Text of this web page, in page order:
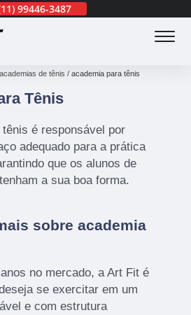
99446-3487 (11)
academias de tênis academia para tênis
Tênis
é responsável por
adequado para a prática
que os alunos de
a sua boa forma.
sobre academia
no mercado, a Art Fit é
se exercitar em um
e com estrutura